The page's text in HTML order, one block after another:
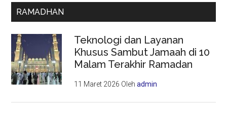
RAMADHAN
Teknologi dan Layanan
Khusus Sambut Jamaah di 10
Malam Terakhir Ramadan
11 Maret 2026 Olehadmin